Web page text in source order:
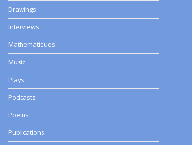
Drawings
Interviews
Mathematiques
Music
Plays
Podcasts
Poems
Publications